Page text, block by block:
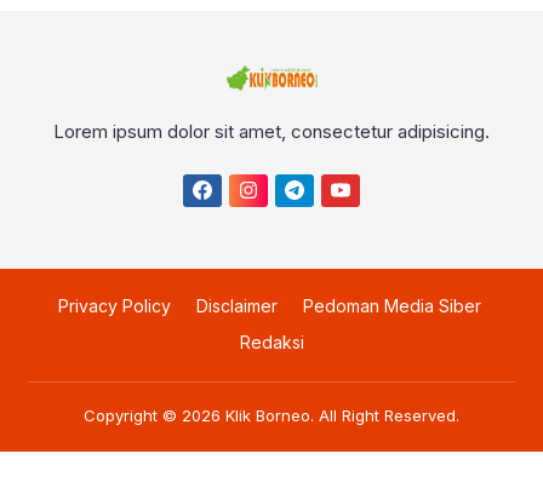
Lorem ipsum dolor sit amet, consectetur adipisicing.
Privacy Policy Disclaimer
Pedoman Media Siber
Redaksi
Copyright © 2026 Klik Borneo. All Right Reserved.